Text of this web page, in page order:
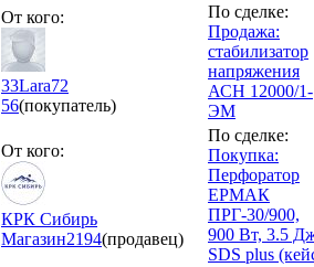
От кого:
33Lara72
56(покупатель)
По сделке:
Продажа:
стабилизатор
напряжения
АСН 12000/1-
ЭМ
От кого:
КРК Сибирь
Магазин2194(продавец)
По сделке:
Покупка:
Перфоратор
ЕРМАК
ПРГ-30/900,
900 Вт, 3.5
SDS plus